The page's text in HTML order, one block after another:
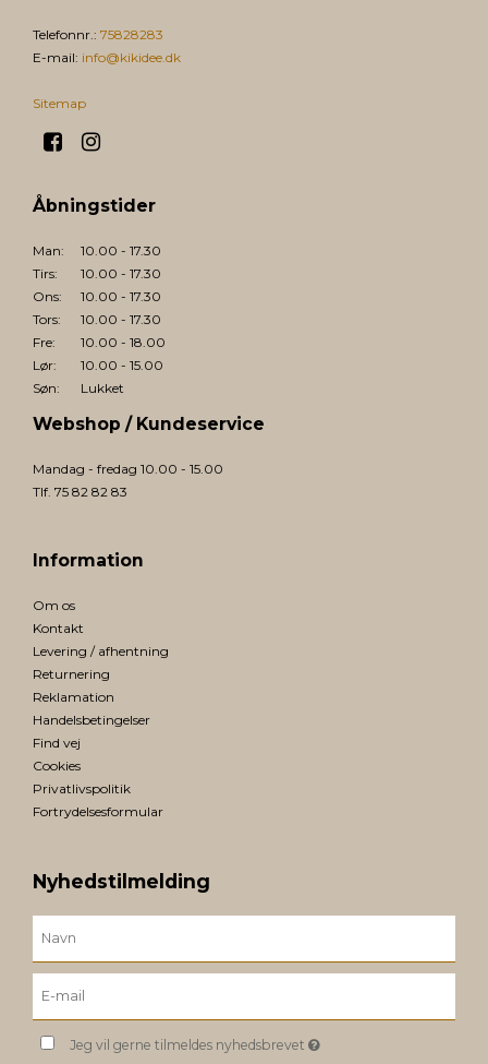
Telefonnr. : 75828283
E-mail: info@kikidee.dk
Sitemap
Åbningstider
Man:
Tirs:
Ons:
Tors:
Fre:
Lør:
Søn:
10.00 - 17.30
10.00 - 17.30
10.00 - 17.30
10.00 - 17.30
10.00 - 18.00
10.00 - 15.00
Lukket
Webshop / Kundeservice
Mandag - fredag 10.00 - 15.00
Tlf. 75 82 82 83
Information
Om os
Kontakt
Levering / afhentning
Returnering
Reklamation
Handelsbetingelser
Find vej
Cookies
Privatlivspolitik
Fortrydelsesformular
Nyhedstilmelding
Jeg vil gerne tilmeldes nyhedsbrevet